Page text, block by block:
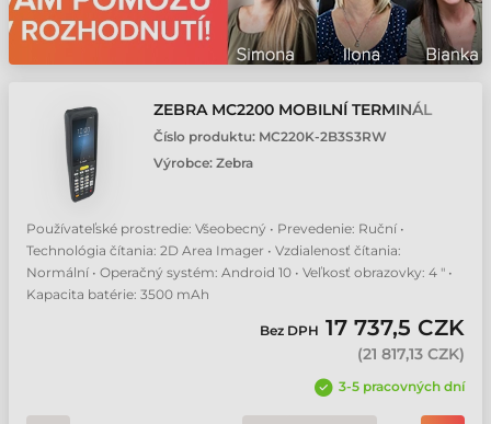
ZEBRA MC2200 MOBILNÍ TERMINÁL
Číslo produktu: MC220K-2B3S3RW
Výrobce: Zebra
Používateľské prostredie: Všeobecný • Prevedenie: Ruční •
Technológia čítania: 2D Area Imager • Vzdialenosť čítania:
Normální • Operačný systém: Android 10 • Veľkosť obrazovky: 4 " •
Kapacita batérie: 3500 mAh
Bez DPH 17 737,5 CZK
(21 817,13 CZK)
3-5 pracovných dní